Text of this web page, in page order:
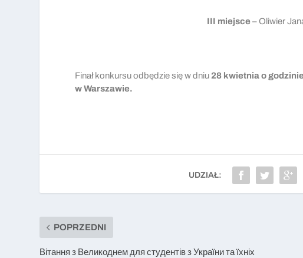
III miejsce ­– Oliwier
Finał konkursu odbędzie się w dniu28 kwietnia o
w Warszawie.
UDZIAŁ:
POPRZEDNI
Вітання з Великоднем для студентів з України та їхніх